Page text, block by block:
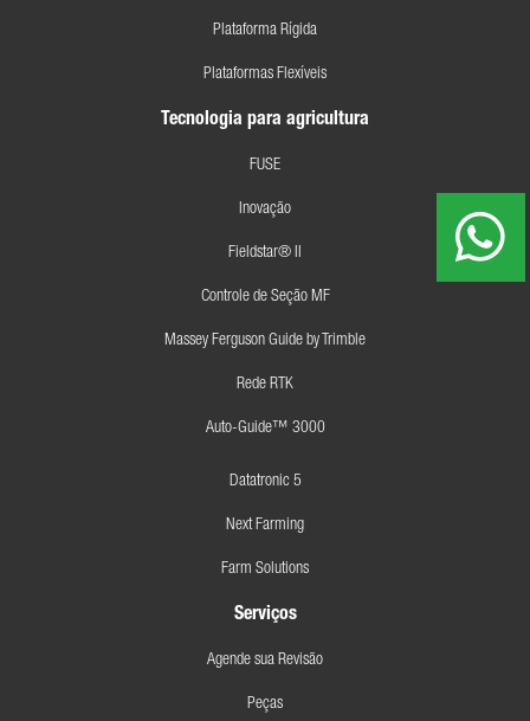
Plataforma Rígida
Plataformas Flexíveis
Tecnologia para agricultura
FUSE
Inovação
Fieldstar® II
Controle de Seção MF
Massey Ferguson Guide by Trimble
Rede RTK
Auto-Guide™ 3000
Datatronic 5
Next Farming
Farm Solutions
Serviços
Agende sua Revisão
Peças